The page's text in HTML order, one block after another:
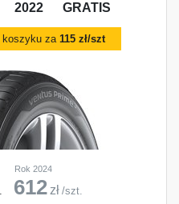
2022 GRATIS
koszyku za 115 zł/szt
Rok 2024
612 zł /szt.